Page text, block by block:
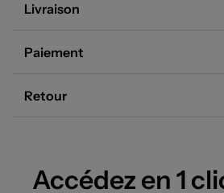
Livraison
Paiement
Retour
Accédez en 1